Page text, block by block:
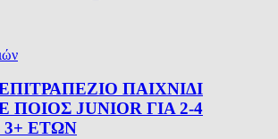
ΠΑΙΧΝΙΔΙ
JUNIOR ΓΙΑ 2-4
ΕΤΩΝ